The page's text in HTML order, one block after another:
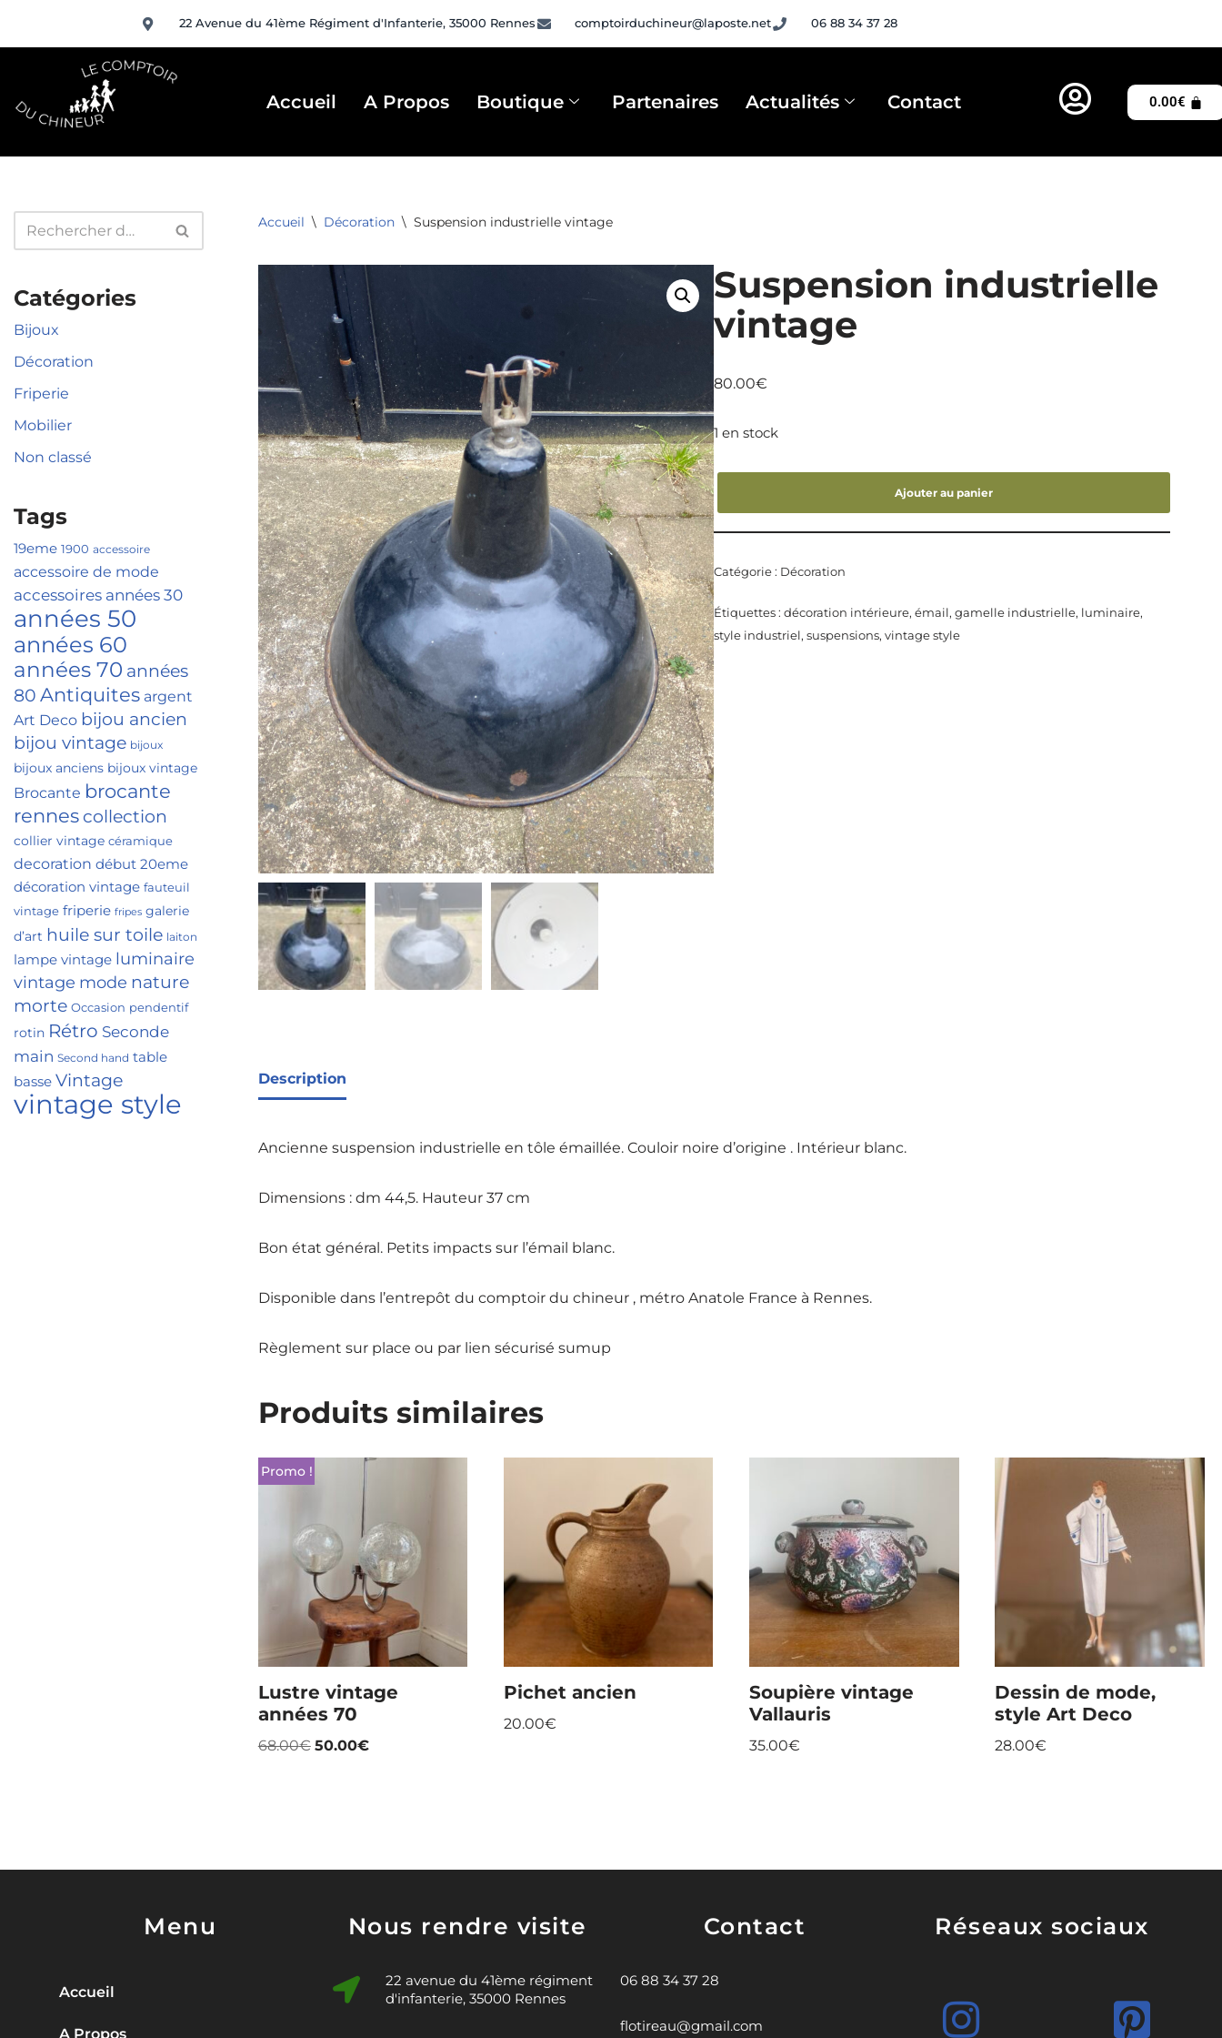
Aller
22 Avenue du 41ème Régiment d'Infanterie, 35000 Rennes comptoirduchineur@laposte.net 06 88 34 37 28
Accueil A Propos Boutique Partenaires Actualités Contact 0.00€
Catégories
Bijoux
Décoration
Friperie
Mobilier
Non classé
Tags
19eme 1900 accessoire
accessoire de mode
accessoires années 30
années 50
années 60
années 70 années
80 Antiquites argent
Art Deco bijou ancien
bijou vintage bijoux
bijoux anciens bijoux vintage
Brocante brocante
rennes collection
collier vintage céramique
decoration début 20eme
décoration vintage fauteuil
vintage friperie fripes galerie
d’art huile sur toile laiton
lampe vintage luminaire
vintage mode nature
morte Occasion pendentif
rotin Rétro Seconde
main Second hand table
basse Vintage
vintage style
Accueil \ Décoration \ Suspension industrielle vintage
Suspension industrielle
vintage
80.00€
1 en stock
Ajouter au panier
Catégorie : Décoration
Étiquettes :décoration intérieure,émail,gamelle industrielle, luminaire,
style industriel,suspensions,vintage style
Description
Ancienne suspension industrielle en tôle émaillée. Couloir noire d’origine . Intérieur blanc.
Dimensions : dm 44,5. Hauteur 37 cm
Bon état général. Petits impacts sur l’émail blanc.
Disponible dans l’entrepôt du comptoir du chineur , métro Anatole France à Rennes.
Règlement sur place ou par lien sécurisé sumup
Produits similaires
Promo !
Lustre vintage
années 70
68.00€ 50.00€
Pichet ancien
20.00€
Soupière vintage
Vallauris
35.00€
Dessin de mode,
style Art Deco
28.00€
Menu
Accueil
A Propos
Nous rendre visite
22 avenue du 41ème régiment
d'infanterie, 35000 Rennes
Contact
06 88 34 37 28
flotireau@gmail.com
Réseaux sociaux